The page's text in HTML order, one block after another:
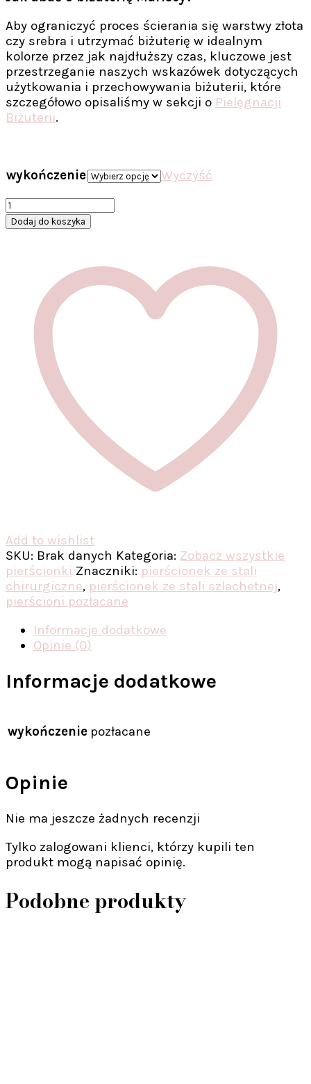
Aby ograniczyć proces ścierania się warstwy złota
czy srebra i utrzymać biżuterię w idealnym
kolorze przez jak najdłuższy czas, kluczowe jest
przestrzeganie naszych wskazówek dotyczących
użytkowania i przechowywania biżuterii, które
szczegółowo opisaliśmy w sekcji o Pielęgnacji
Biżuterii.
wykończenie
Wyczyść
ilość
Pozłacany
podwójny
Dodaj do koszyka
Add to wishlist
SKU: Brak danych Kategoria: Zobacz wszystkie
pierścionki Znaczniki: pierścionek ze stali
chirurgiczne, pierścionek ze stali szlachetnej,
pierścioni pozłacane
Informacje dodatkowe
Opinie (0)
Informacje dodatkowe
wykończenie pozłacane
Opinie
Nie ma jeszcze żadnych recenzji
Tylko zalogowani klienci, którzy kupili ten
produkt mogą napisać opinię.
Podobne produkty